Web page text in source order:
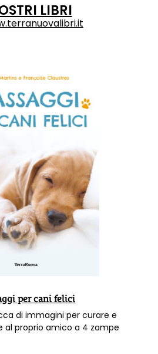
LIBRI
per cani felici
di immagini per curare e
offrire benessere al proprio amico a 4 zampe